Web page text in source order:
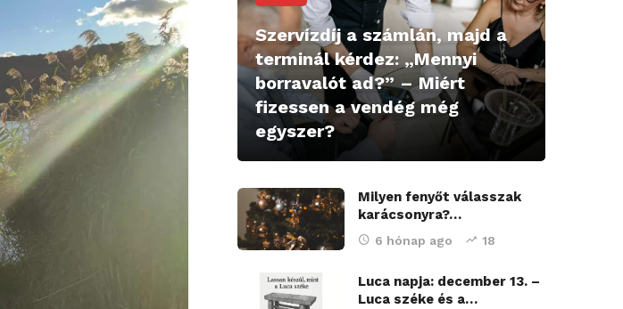
Szervízdíj a számlán, majd a
terminál kérdez: „Mennyi
borravalót ad?” – Miért
fizessen a vendég még
egyszer?
Milyen fenyőt válasszak
karácsonyra?…
6 hónap ago 18
Luca napja: december 13. –
Luca széke és a…